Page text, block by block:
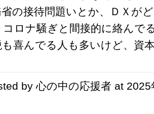
の接待問題いとか、ＤＸが
コロナ騒ぎと間接的に絡んで
も喜んでる人も多いけど、資
by 心の中の応援者 at